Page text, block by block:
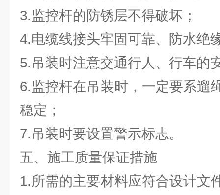
3.监控杆的防锈层不得破坏；
4.电缆线接头牢固可靠、防水绝
5.吊装时注意交通行人、行车的
6.监控杆在吊装时，一定要系遛
稳定；
7.吊装时要设置警示标志。
五、施工质量保证措施
1.所需的主要材料应符合设计文